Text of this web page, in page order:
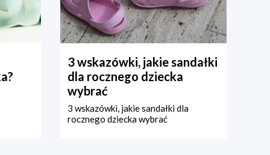
3 wskazówki, jakie sandałki
dla rocznego dziecka
wybrać
3 wskazówki, jakie sandałki dla
rocznego dziecka wybrać